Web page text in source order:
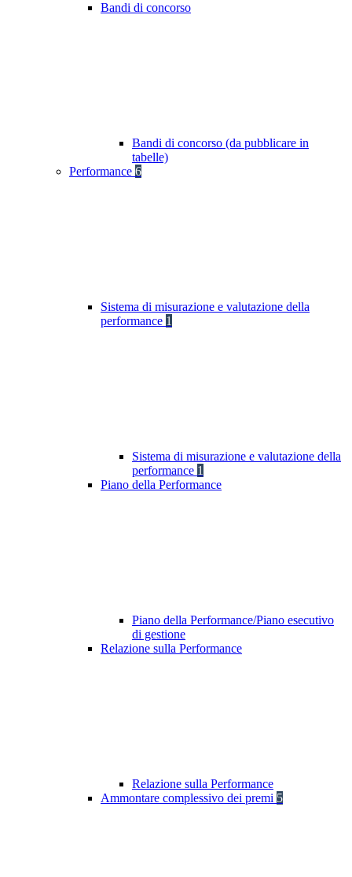
Bandi di concorso
Bandi di concorso (da pubblicare in
tabelle)
Performance 6
Sistema di misurazione e valutazione della
performance 1
Sistema di misurazione e valutazione della
performance 1
Piano della Performance
Piano della Performance/Piano esecutivo
di gestione
Relazione sulla Performance
Relazione sulla Performance
Ammontare complessivo dei premi 5